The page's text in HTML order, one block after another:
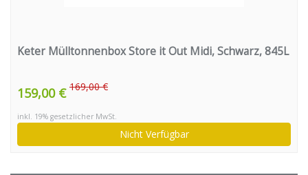
Keter Mülltonnenbox Store it Out Midi, Schwarz, 845L
159,00 € 169,00 €
inkl. 19% gesetzlicher MwSt.
Nicht Verfügbar